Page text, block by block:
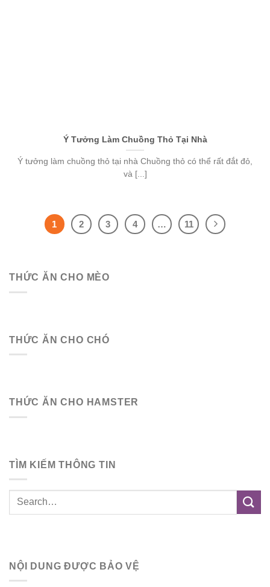
Ý Tưởng Làm Chuồng Thỏ Tại Nhà
Ý tưởng làm chuồng thỏ tại nhà Chuồng thỏ có thể rất đắt đỏ,
và [...]
1 2 3 4 … 11
THỨC ĂN CHO MÈO
THỨC ĂN CHO CHÓ
THỨC ĂN CHO HAMSTER
TÌM KIẾM THÔNG TIN
NỘI DUNG ĐƯỢC BẢO VỆ